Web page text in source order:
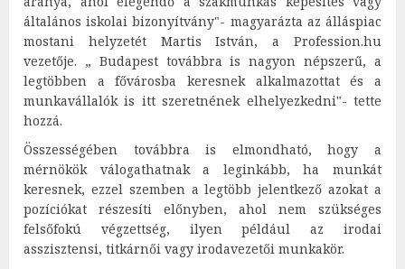
általános iskolai bizonyítvány"- magyarázta az álláspiac
mostani helyzetét Martis István, a Profession.hu
vezetője. „ Budapest továbbra is nagyon népszerű, a
legtöbben a fővárosba keresnek alkalmazottat és a
munkavállalók is itt szeretnének elhelyezkedni"- tette
hozzá.
Összességében továbbra is elmondható, hogy a
mérnökök válogathatnak a leginkább, ha munkát
keresnek, ezzel szemben a legtöbb jelentkező azokat a
pozíciókat részesíti előnyben, ahol nem szükséges
felsőfokú végzettség, ilyen például az irodai
asszisztensi, titkárnői vagy irodavezetői munkakör.